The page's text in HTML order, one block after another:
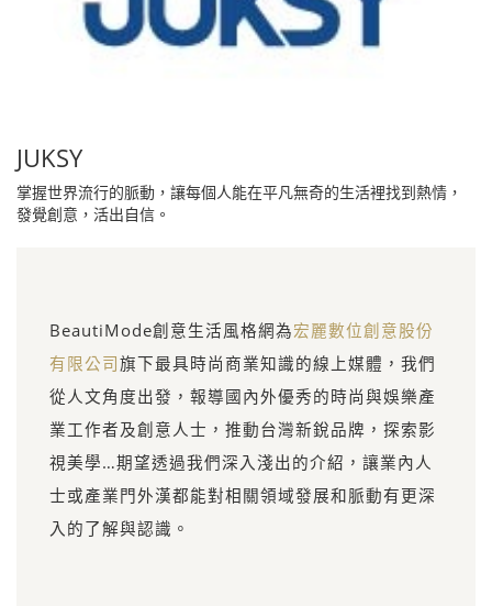
JUKSY
掌握世界流行的脈動，讓每個人能在平凡無奇的生活裡找到熱情，
發覺創意，活出自信。
BeautiMode創意生活風格網為宏麗數位創意股份
有限公司旗下最具時尚商業知識的線上媒體，我們
從人文角度出發，報導國內外優秀的時尚與娛樂產
業工作者及創意人士，推動台灣新銳品牌，探索影
視美學…期望透過我們深入淺出的介紹，讓業內人
士或產業門外漢都能對相關領域發展和脈動有更深
入的了解與認識。